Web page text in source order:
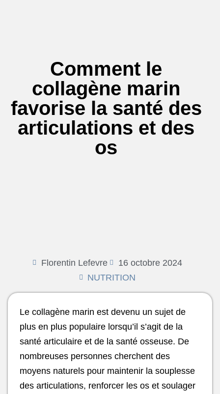
Comment le
collagène marin
favorise la santé des
articulations et des
os
Florentin Lefevre
16 octobre 2024
NUTRITION
Le collagène marin est devenu un sujet de
plus en plus populaire lorsqu’il s’agit de la
santé articulaire et de la santé osseuse. De
nombreuses personnes cherchent des
moyens naturels pour maintenir la souplesse
des articulations, renforcer les os et soulager